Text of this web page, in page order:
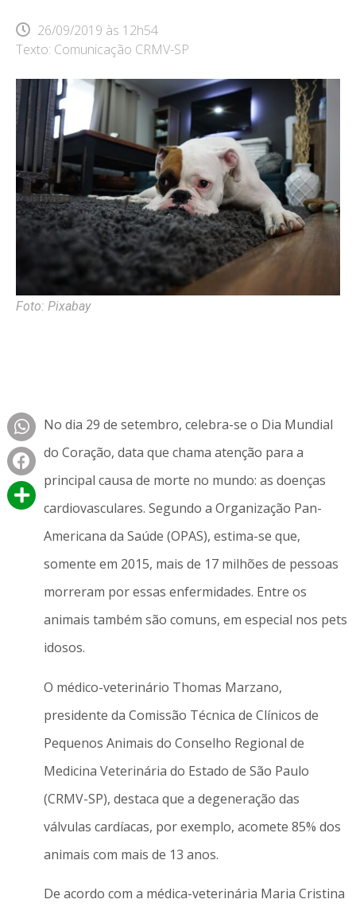
26/09/2019 às 12h54
Texto: Comunicação CRMV-SP
Foto: Pixabay
No dia 29 de setembro, celebra-se o Dia Mundial
do Coração, data que chama atenção para a
principal causa de morte no mundo: as doenças
cardiovasculares. Segundo a Organização Pan-
Americana da Saúde (OPAS), estima-se que,
somente em 2015, mais de 17 milhões de pessoas
morreram por essas enfermidades. Entre os
animais também são comuns, em especial nos pets
idosos.
O médico-veterinário Thomas Marzano,
presidente da Comissão Técnica de Clínicos de
Pequenos Animais do Conselho Regional de
Medicina Veterinária do Estado de São Paulo
(CRMV-SP), destaca que a degeneração das
válvulas cardíacas, por exemplo, acomete 85% dos
animais com mais de 13 anos.
De acordo com a médica-veterinária Maria Cristina